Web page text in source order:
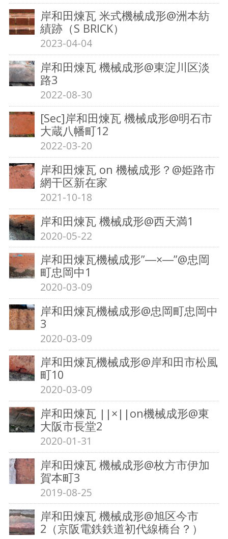
岸和田煉瓦 米式機械成形@洲本紡
績跡（S BRICK）
2023-04-04
岸和田煉瓦 機械成形@東淀川区淡
路3
2022-08-30
[Sec]岸和田煉瓦 機械成形@明石市
大蔵八幡町12
2022-03-20
岸和田煉瓦 on 機械成形？@姫路市
網干区新在家
2021-10-18
岸和田煉瓦 機械成形@西天満1
2020-05-22
岸和田煉瓦機械成形”―×―”@忠岡
町忠岡中1
2020-03-09
岸和田煉瓦機械成形@忠岡町忠岡中
3
2020-03-09
岸和田煉瓦機械成形@岸和田市松風
町10
2020-03-09
岸和田煉瓦 ||×||on機械成形@東
大阪市長堂2
2020-01-31
岸和田煉瓦 機械成形@枚方市伊加
賀本町3
2019-08-25
岸和田煉瓦 機械成形@旭区今市
2（京阪電鉄鉄道初代線橋台？）